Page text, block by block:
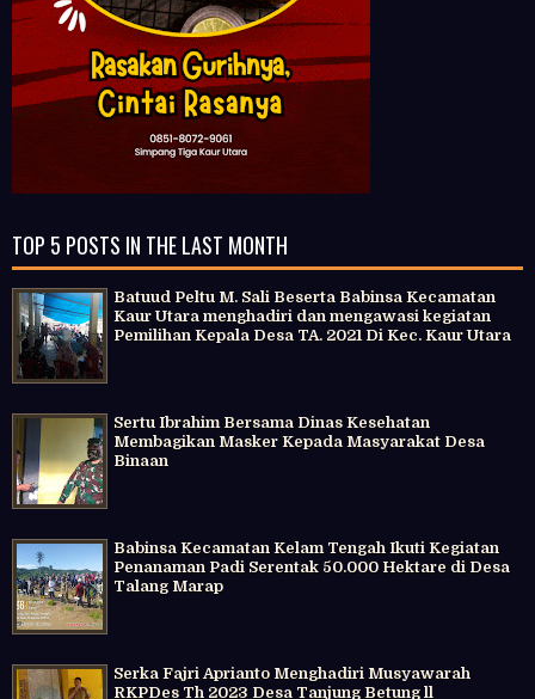
TOP 5 POSTS IN THE LAST MONTH
Batuud Peltu M. Sali Beserta Babinsa Kecamatan
Kaur Utara menghadiri dan mengawasi kegiatan
Pemilihan Kepala Desa TA. 2021 Di Kec. Kaur Utara
Sertu Ibrahim Bersama Dinas Kesehatan
Membagikan Masker Kepada Masyarakat Desa
Binaan
Babinsa Kecamatan Kelam Tengah Ikuti Kegiatan
Penanaman Padi Serentak 50.000 Hektare di Desa
Talang Marap
Serka Fajri Aprianto Menghadiri Musyawarah
RKPDes Th 2023 Desa Tanjung Betung ll